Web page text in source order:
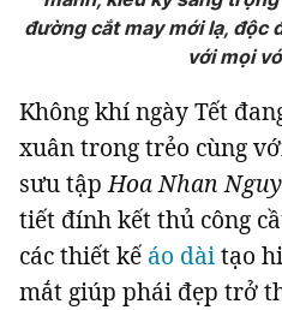
Magazine
Sản phẩm khác
Tiện ích
đường cắt may mới lạ, độc
với mọi
Không khí ngày Tết
xuân trong trẻo cùng
sưu tậpHoa Nhan
tiết đính kết thủ công
các thiết kếáo dàitạo
mắt giúp phái đẹp trở